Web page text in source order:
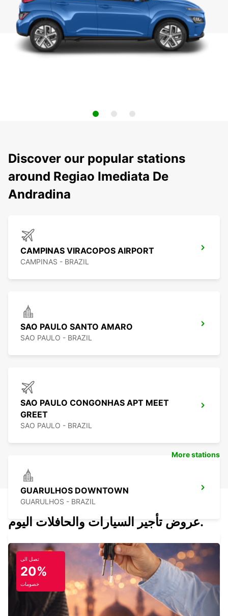
Discover our popular stations
around Regiao Imediata De
Andradina
CAMPINAS VIRACOPOS AIRPORT
CAMPINAS - BRAZIL
SAO PAULO SANTO AMARO
SAO PAULO - BRAZIL
SAO PAULO CONGONHAS APT MEET
GREET
SAO PAULO - BRAZIL
GUARULHOS DOWNTOWN
GUARULHOS - BRAZIL
SAO PAULO GUARULHOS APT M AND G
SAO PAULO - BRAZIL
More stations
عروض تأجير السيارات والحافلات اليوم.
تصل الى
20%
خصومات